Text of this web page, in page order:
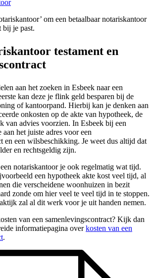
om een betaalbaar notariskantoor
bij je past.
testament en
aan het zoeken in Esbeek naar een
kan deze je flink geld besparen bij de
of kantoorpand. Hierbij kan je denken aan
onkosten op de akte van hypotheek, de
van advies voorzien. In Esbeek bij een
het juiste adres voor een
en een wilsbeschikking. Je weet dus altijd dat
en rechtsgeldig zijn.
notariskantoor je ook regelmatig wat tijd.
een hypotheek akte kost veel tijd, al
die verscheidene woonhuizen in bezit
zonde om hier veel te veel tijd in te stoppen.
zal al dit werk voor je uit handen nemen.
van een samenlevingscontract? Kijk dan
informatiepagina overkosten van een
.